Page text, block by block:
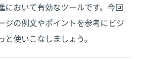
において有効なツールです。今回
ジの例文やポイントを参考にビジ
使いこなしましょう。